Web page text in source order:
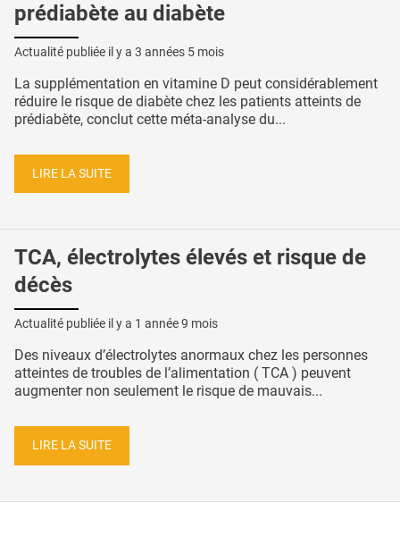
prédiabète au diabète
Actualité publiée il y a 3 années 5 mois
La supplémentation en vitamine D peut considérablement
réduire le risque de diabète chez les patients atteints de
prédiabète, conclut cette méta-analyse du...
LIRE LA SUITE
TCA, électrolytes élevés et risque de
décès
Actualité publiée il y a 1 année 9 mois
Des niveaux d’électrolytes anormaux chez les personnes
atteintes de troubles de l’alimentation ( TCA ) peuvent
augmenter non seulement le risque de mauvais...
LIRE LA SUITE